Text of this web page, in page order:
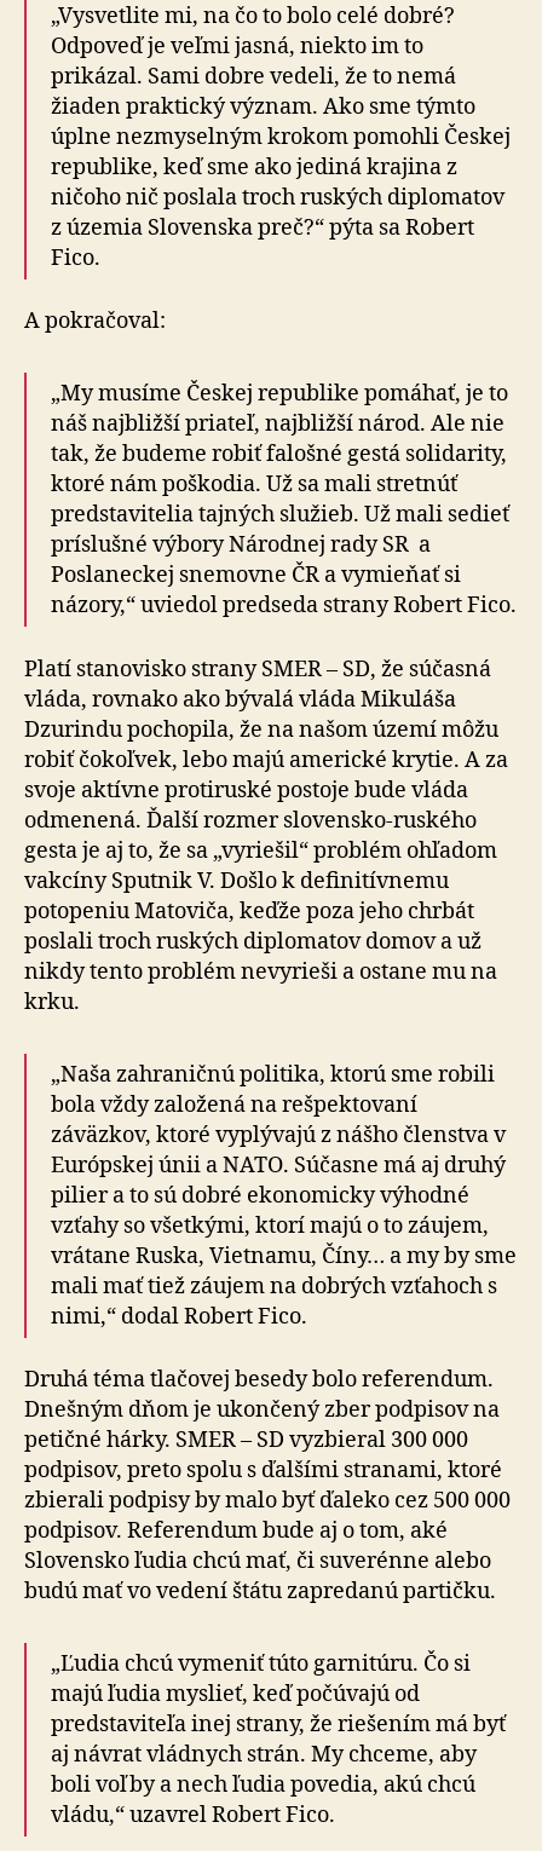
„Vysvetlite mi, na čo to bolo celé dobré?
Odpoveď je veľmi jasná, niekto im to
prikázal. Sami dobre vedeli, že to nemá
žiaden praktický význam. Ako sme týmto
úplne nezmyselným krokom pomohli Českej
republike, keď sme ako jediná krajina z
ničoho nič poslala troch ruských diplomatov
z územia Slovenska preč?“ pýta sa Robert
Fico.
A pokračoval:
„My musíme Českej republike pomáhať, je to
náš najbližší priateľ, najbližší národ. Ale nie
tak, že budeme robiť falošné gestá solidarity,
ktoré nám poškodia. Už sa mali stretnúť
predstavitelia tajných služieb. Už mali sedieť
príslušné výbory Národnej rady SR a
Poslaneckej snemovne ČR a vymieňať si
názory,“ uviedol predseda strany Robert Fico.
Platí stanovisko strany SMER – SD, že súčasná
vláda, rovnako ako bývalá vláda Mikuláša
Dzurindu pochopila, že na našom území môžu
robiť čokoľvek, lebo majú americké krytie. A za
svoje aktívne protiruské postoje bude vláda
odmenená. Ďalší rozmer slovensko-ruského
gesta je aj to, že sa „vyriešil“ problém ohľadom
vakcíny Sputnik V. Došlo k definitívnemu
potopeniu Matoviča, keďže poza jeho chrbát
poslali troch ruských diplomatov domov a už
nikdy tento problém nevyrieši a ostane mu na
krku.
„Naša zahraničnú politika, ktorú sme robili
bola vždy založená na rešpektovaní
záväzkov, ktoré vyplývajú z nášho členstva v
Európskej únii a NATO. Súčasne má aj druhý
pilier a to sú dobré ekonomicky výhodné
vzťahy so všetkými, ktorí majú o to záujem,
vrátane Ruska, Vietnamu, Číny… a my by sme
mali mať tiež záujem na dobrých vzťahoch s
nimi,“ dodal Robert Fico.
Druhá téma tlačovej besedy bolo referendum.
Dnešným dňom je ukončený zber podpisov na
petičné hárky. SMER – SD vyzbieral 300 000
podpisov, preto spolu s ďalšími stranami, ktoré
zbierali podpisy by malo byť ďaleko cez 500 000
podpisov. Referendum bude aj o tom, aké
Slovensko ľudia chcú mať, či suverénne alebo
budú mať vo vedení štátu zapredanú partičku.
„Ľudia chcú vymeniť túto garnitúru. Čo si
majú ľudia myslieť, keď počúvajú od
predstaviteľa inej strany, že riešením má byť
aj návrat vládnych strán. My chceme, aby
boli voľby a nech ľudia povedia, akú chcú
vládu,“ uzavrel Robert Fico.